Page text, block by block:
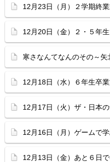
12月23日（月）２学期終
12月20日（金）２・５年
寒さなんてなんのその～矢
12月18日（水）６年生卒
12月17日（火）ザ・日本
12月16日（月）ゲーム
12月13日（金）あと６日